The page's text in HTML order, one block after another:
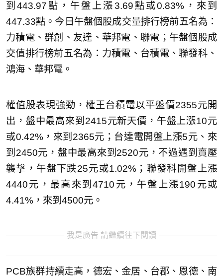
到443.97點，午盤上漲3.69點或0.83%，來到
447.33點。今日午盤個股成交量排行榜前五名為：
力積電、群創、友達、華邦電、聯電；午盤個股成
交值排行榜前五名為：力積電、台積電、聯發科、
鴻海、華邦電。
權值股表現強勁，權王台積電以平盤價2355元開
出，盤中最高來到2415元新天價，午盤上漲10元
或0.42%，來到2365元；台達電開盤上漲5元、來
到2450元，盤中最高來到2520元，不過遇到賣壓
襲擊，午盤下跌25元或1.02%；聯發科開盤上漲
4440元，最高來到4710元，午盤上漲190元或
4.41%，來到4500元。
我是廣告 請繼續往下閱讀
PCB族群持續走高，德宏、金居、台郡、恩德、南